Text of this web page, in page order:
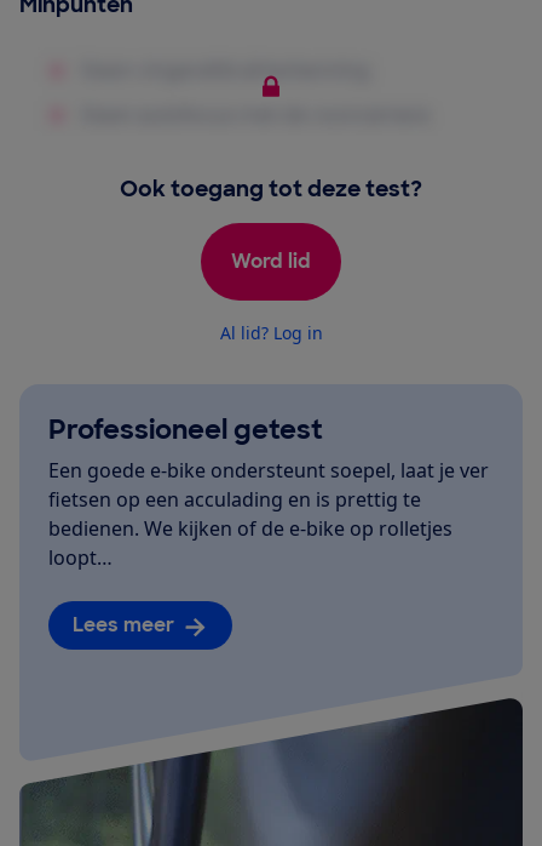
Ook toegang tot deze test?
Word lid
Al lid? Log in
Professioneel getest
Een goede e-bike ondersteunt soepel, laat je ver
fietsen op een acculading en is prettig te
bedienen. We kijken of de e-bike op rolletjes
loopt…
Lees meer